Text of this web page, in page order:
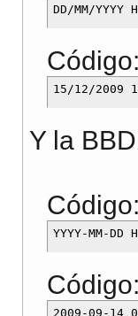
Código:
Y la
Código:
Código: